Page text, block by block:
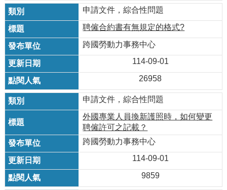
申請文件，綜合性問題
聘僱合約書有無規定的格式?
跨國勞動力事務中心
114-09-01
26958
申請文件，綜合性問題
外國專業人員換新護照時，如何變更
聘僱許可之記載？
跨國勞動力事務中心
114-09-01
9859